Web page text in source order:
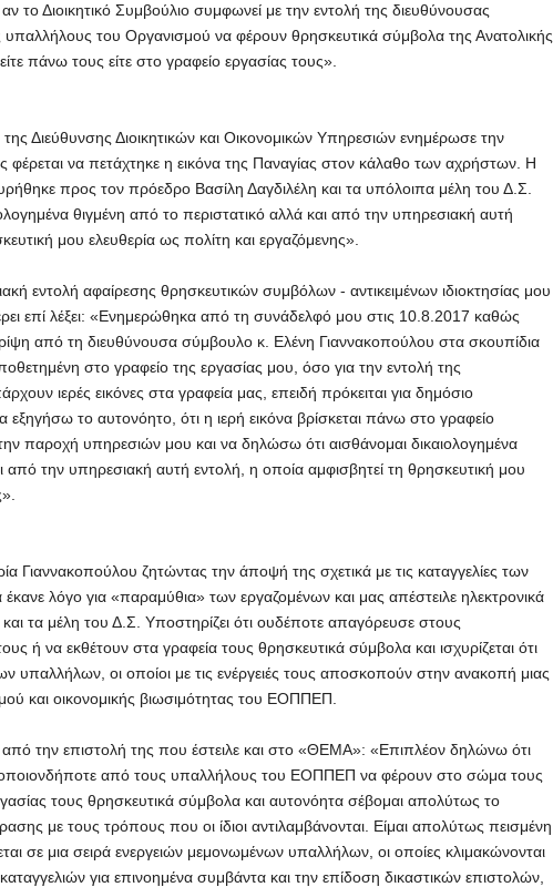
Διοικητικό Συμβούλιο συμφωνεί με την εντολή της διευθύνουσας
του Οργανισμού να φέρουν θρησκευτικά σύμβολα της Ανατολικής
πάνω τους είτε στο γραφείο εργασίας τους».
Διεύθυνσης Διοικητικών και Οικονομικών Υπηρεσιών ενημέρωσε την
φέρεται να πετάχτηκε η εικόνα της Παναγίας στον κάλαθο των αχρήστων. Η
προς τον πρόεδρο Βασίλη Δαγδιλέλη και τα υπόλοιπα μέλη του Δ.Σ.
θιγμένη από το περιστατικό αλλά και από την υπηρεσιακή αυτή
μου ελευθερία ως πολίτη και εργαζόμενης».
εντολή αφαίρεσης θρησκευτικών συμβόλων - αντικειμένων ιδιοκτησίας μου
επί λέξει: «Ενημερώθηκα από τη συνάδελφό μου στις 10.8.2017 καθώς
από τη διευθύνουσα σύμβουλο κ. Ελένη Γιαννακοπούλου στα σκουπίδια
στο γραφείο της εργασίας μου, όσο για την εντολή της
ιερές εικόνες στα γραφεία μας, επειδή πρόκειται για δημόσιο
εξηγήσω το αυτονόητο, ότι η ιερή εικόνα βρίσκεται πάνω στο γραφείο
παροχή υπηρεσιών μου και να δηλώσω ότι αισθάνομαι δικαιολογημένα
από την υπηρεσιακή αυτή εντολή, η οποία αμφισβητεί τη θρησκευτική μου
Γιαννακοπούλου ζητώντας την άποψή της σχετικά με τις καταγγελίες των
λόγο για «παραμύθια» των εργαζομένων και μας απέστειλε ηλεκτρονικά
τα μέλη του Δ.Σ. Υποστηρίζει ότι ουδέποτε απαγόρευσε στους
ή να εκθέτουν στα γραφεία τους θρησκευτικά σύμβολα και ισχυρίζεται ότι
υπαλλήλων, οι οποίοι με τις ενέργειές τους αποσκοπούν στην ανακοπή μιας
και οικονομικής βιωσιμότητας του ΕΟΠΠΕΠ.
την επιστολή της που έστειλε και στο «ΘΕΜΑ»: «Επιπλέον δηλώνω ότι
από τους υπαλλήλους του ΕΟΠΠΕΠ να φέρουν στο σώμα τους
τους θρησκευτικά σύμβολα και αυτονόητα σέβομαι απολύτως το
με τους τρόπους που οι ίδιοι αντιλαμβάνονται. Είμαι απολύτως πεισμένη
σε μια σειρά ενεργειών μεμονωμένων υπαλλήλων, οι οποίες κλιμακώνονται
για επινοημένα συμβάντα και την επίδοση δικαστικών επιστολών,